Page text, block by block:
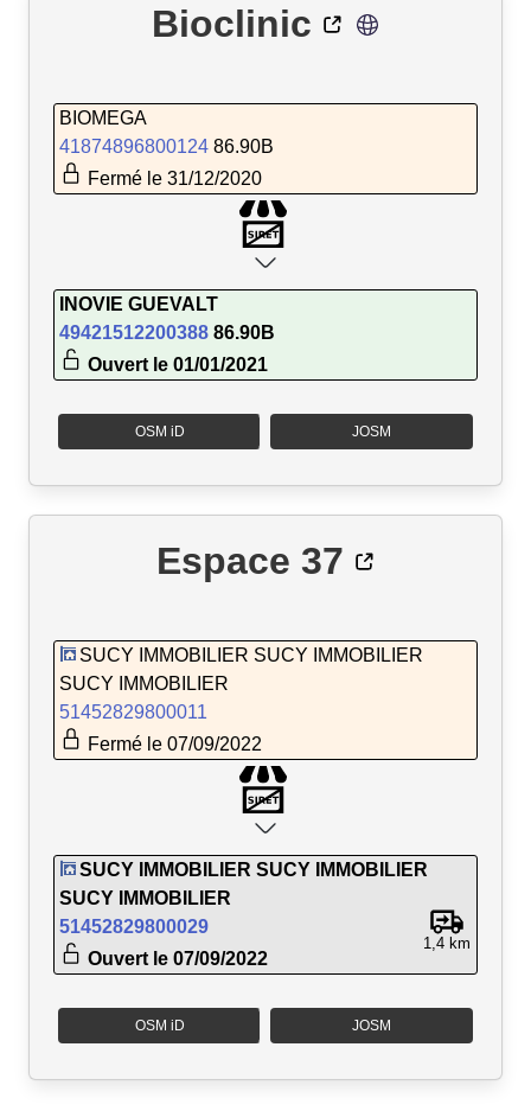
Bioclinic
BIOMEGA
41874896800124 86.90B
Fermé le 31/12/2020
INOVIE GUEVALT
49421512200388 86.90B
Ouvert le 01/01/2021
OSM iD JOSM
Espace 37
SUCY IMMOBILIER SUCY IMMOBILIER
SUCY IMMOBILIER
51452829800011
Fermé le 07/09/2022
SUCY IMMOBILIER SUCY IMMOBILIER
SUCY IMMOBILIER
51452829800029
Ouvert le 07/09/2022
1,4 km
OSM iD JOSM